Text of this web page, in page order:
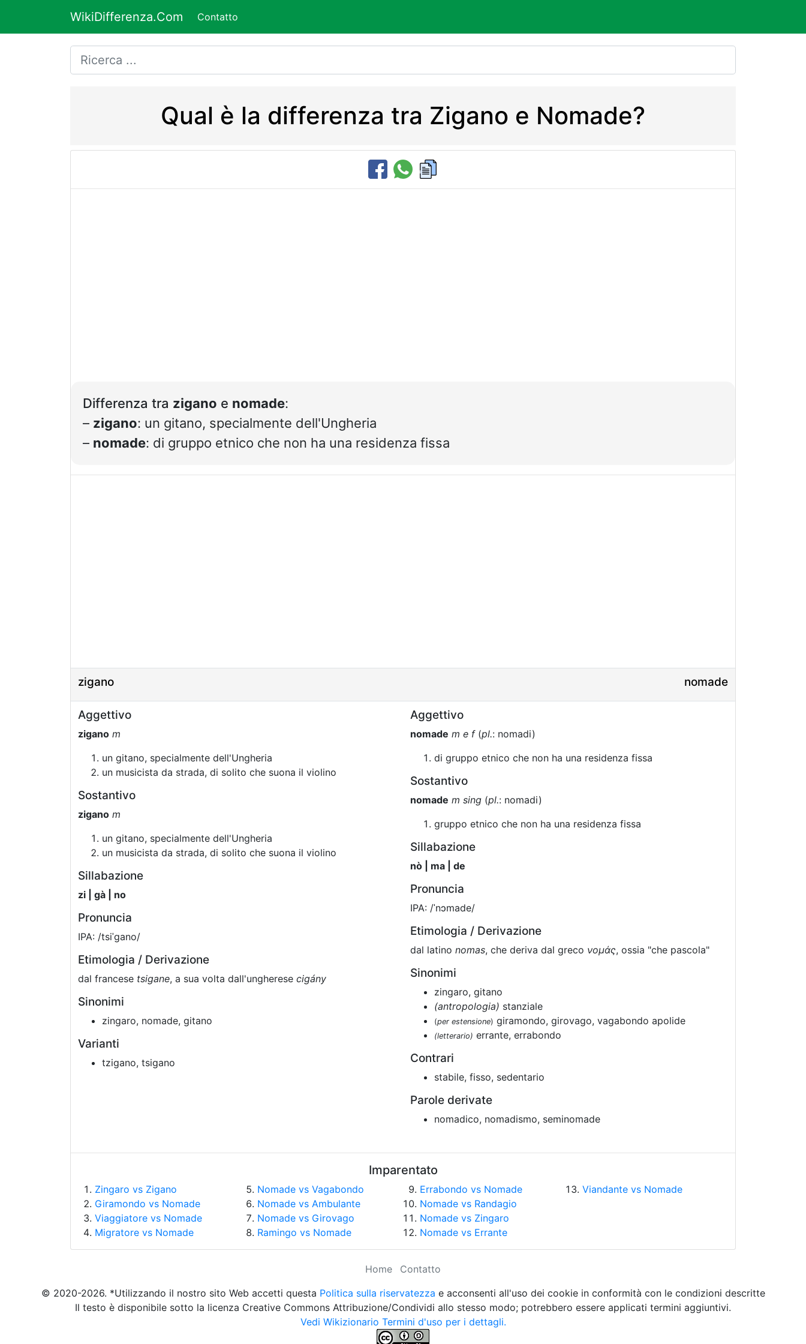
WikiDifferenza.Com Contatto
Qual è la differenza tra Zigano e Nomade?
Differenza tra zigano e nomade:
– zigano: un gitano, specialmente dell'Ungheria
– nomade: di gruppo etnico che non ha una residenza fissa
zigano nomade
Aggettivo
zigano m
un gitano, specialmente dell'Ungheria
un musicista da strada, di solito che suona il violino
Sostantivo
zigano m
un gitano, specialmente dell'Ungheria
un musicista da strada, di solito che suona il violino
Sillabazione
zi | gà | no
Pronuncia
IPA: /tsiˈgano/
Etimologia / Derivazione
dal francese tsigane, a sua volta dall'ungherese cigány
Sinonimi
zingaro, nomade, gitano
Varianti
tzigano, tsigano
Aggettivo
nomade m e f(pl.: nomadi)
di gruppo etnico che non ha una residenza fissa
Sostantivo
nomade m sing (pl.: nomadi)
gruppo etnico che non ha una residenza fissa
Sillabazione
nò | ma | de
Pronuncia
IPA: /ˈnɔmade/
Etimologia / Derivazione
dal latino nomas, che deriva dal greco νομάς, ossia "che pascola"
Sinonimi
zingaro, gitano
(antropologia) stanziale
(per estensione) giramondo, girovago, vagabondo apolide
(letterario) errante, errabondo
Contrari
stabile, fisso, sedentario
Parole derivate
nomadico, nomadismo, seminomade
Imparentato
Zingaro vs Zigano
Giramondo vs Nomade
Viaggiatore vs Nomade
Migratore vs Nomade
Nomade vs Vagabondo
Nomade vs Ambulante
Nomade vs Girovago
Ramingo vs Nomade
Errabondo vs Nomade
Nomade vs Randagio
Nomade vs Zingaro
Nomade vs Errante
Viandante vs Nomade
Home
Contatto
© 2020-2026. *Utilizzando il nostro sito Web accetti questa Politica sulla riservatezza e acconsenti all'uso dei cookie in conformità con le condizioni descritte
Il testo è disponibile sotto la licenza Creative Commons Attribuzione/Condividi allo stesso modo; potrebbero essere applicati termini aggiuntivi.
Vedi Wikizionario Termini d'uso per i dettagli.